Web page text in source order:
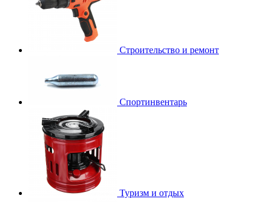
Строительство и ремонт
Спортинвентарь
Туризм и отдых